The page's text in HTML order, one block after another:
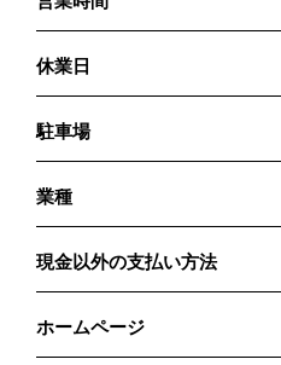
休業日
駐車場
業種
現金以外の支払い方法
ホームページ